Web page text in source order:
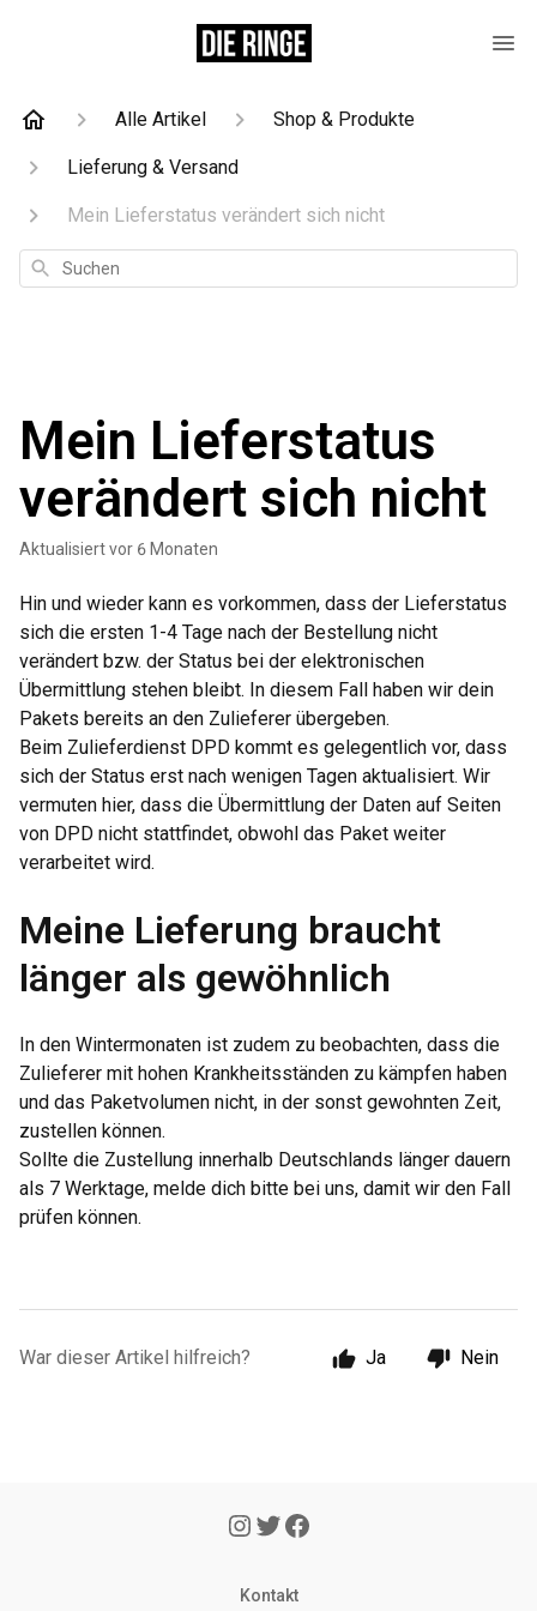
Alle Artikel Shop & Produkte
Lieferung & Versand
Mein Lieferstatus verändert sich nicht
Suchen
Mein Lieferstatus
verändert sich nicht
Aktualisiertvor 6 Monaten
Hin und wieder kann es vorkommen, dass der Lieferstatus
sich die ersten 1-4 Tage nach der Bestellung nicht
verändert bzw. der Status bei der elektronischen
Übermittlung stehen bleibt. In diesem Fall haben wir dein
Pakets bereits an den Zulieferer übergeben.
Beim Zulieferdienst DPD kommt es gelegentlich vor, dass
sich der Status erst nach wenigen Tagen aktualisiert. Wir
vermuten hier, dass die Übermittlung der Daten auf Seiten
von DPD nicht stattfindet, obwohl das Paket weiter
verarbeitet wird.
Meine Lieferung braucht
länger als gewöhnlich
In den Wintermonaten ist zudem zu beobachten, dass die
Zulieferer mit hohen Krankheitsständen zu kämpfen haben
und das Paketvolumen nicht, in der sonst gewohnten Zeit,
zustellen können.
Sollte die Zustellung innerhalb Deutschlands länger dauern
als 7 Werktage, melde dich bitte bei uns, damit wir den Fall
prüfen können.
War dieser Artikel hilfreich? Ja Nein
Kontakt